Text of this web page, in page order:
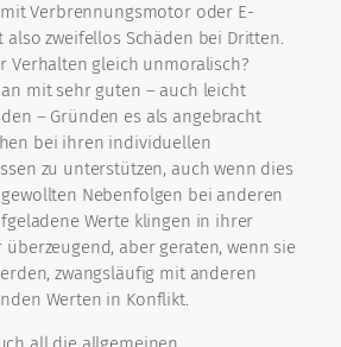
Verbrennungsmotor oder E-
zweifellos Schäden bei Dritten.
Verhalten gleich unmoralisch?
mit sehr guten – auch leicht
– Gründen es als angebracht
bei ihren individuellen
zu unterstützen, auch wenn dies
Nebenfolgen bei anderen
Werte klingen in ihrer
aber geraten, wenn sie
zwangsläufig mit anderen
Werten in Konflikt.